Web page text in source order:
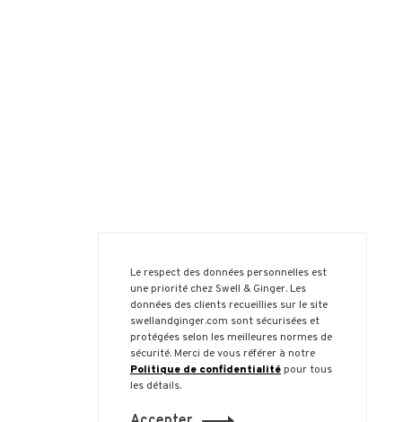
Le respect des données personnelles est
une priorité chez Swell & Ginger. Les
données des clients recueillies sur le site
swellandginger.com sont sécurisées et
protégées selon les meilleures normes de
sécurité. Merci de vous référer à notre
Politique de confidentialitépour tous
les détails.